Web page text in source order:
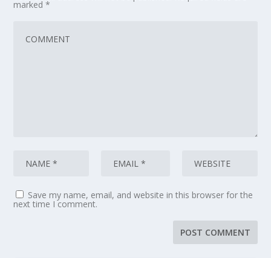
marked*
Save my name, email, and website in this browser for the
next time I comment.